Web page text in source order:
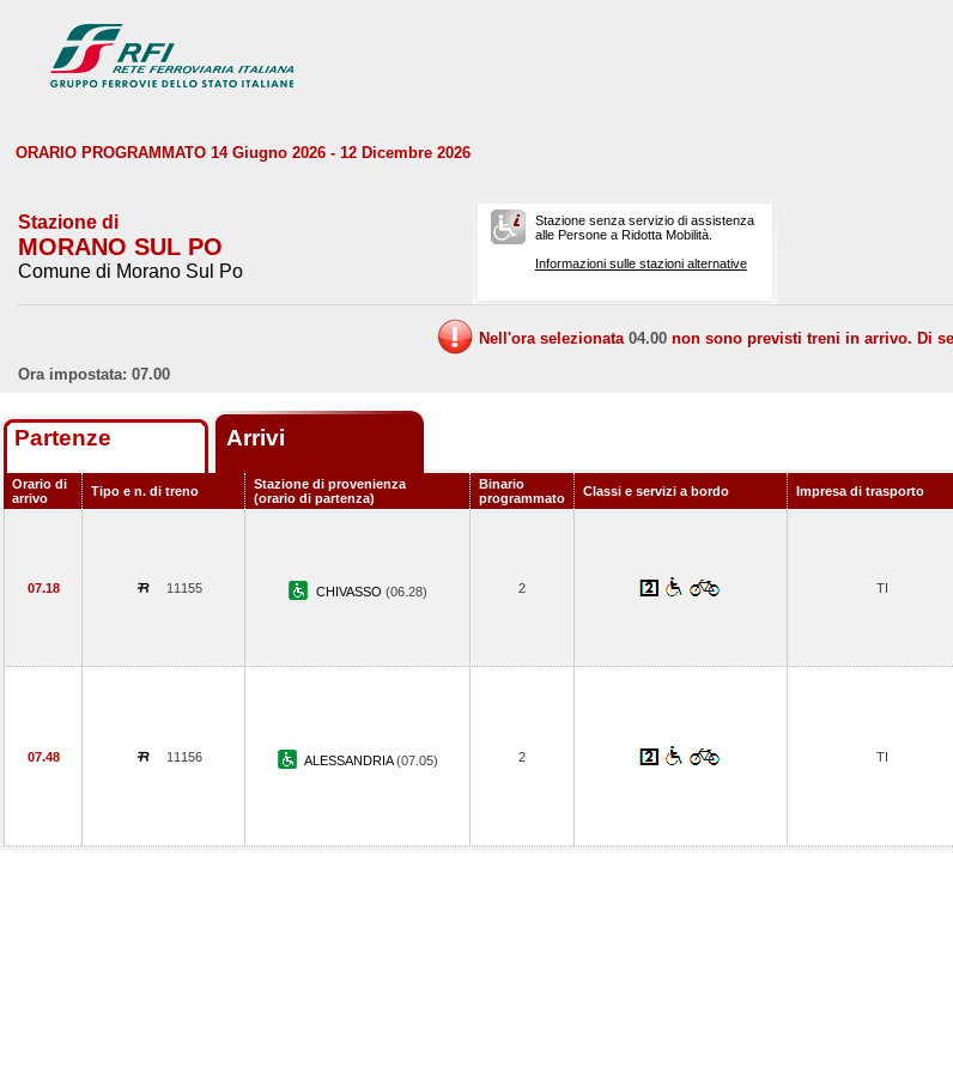
ORARIO PROGRAMMATO 14 Giugno 2026 - 12 Dicembre 2026
Stazione di
MORANO SUL PO
Comune di Morano Sul Po
Stazione senza servizio di assistenza
alle Persone a Ridotta Mobilità.
Informazioni sulle stazioni alternative
Nell'ora selezionata 04.00 non sono previsti treni in arrivo. Di
Ora impostata: 07.00
Partenze Arrivi
Orario di
arrivo
Tipo e n. di treno
Stazione di provenienza
(orario di partenza)
Binario
programmato
Classi e servizi a bordo Impresa di trasporto
07.18 11155 CHIVASSO (06.28) 2 TI
07.48 11156 ALESSANDRIA(07.05) 2 TI